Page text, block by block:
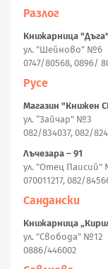
Разлог
Книжарница "Дъга"
ул. "Шейново" №6
0747/80568, 0896/
Русе
Магазин "Книжен
ул. “Зайчар" №3
082/834037, 082/
Лъчезара – 91
ул. "Отец Паисий"
070011217, 082/
Сандански
Книжарница
ул. "Свобода" №12
0886/446002